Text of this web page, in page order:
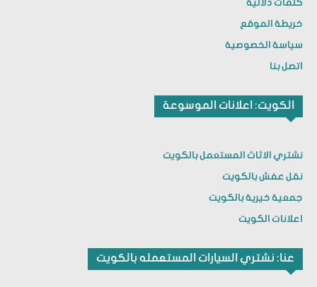
كلمات دلالية
خريطة الموقع
سياسة الخصوصية
اتصل بنا
الكويت: اعلانات الموسوعة
نشتري الاثاث المستعمل بالكويت
نقل عفش بالكويت
جمعية خيرية بالكويت
اعلانات الكويت
عنا: نشتري السيارات المستعمله بالكويت